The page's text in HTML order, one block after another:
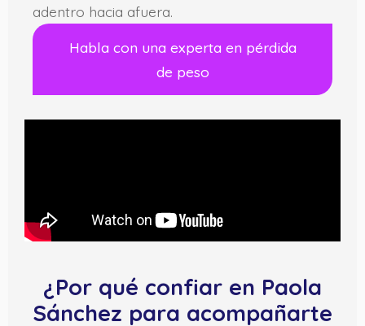
adentro hacia afuera.
Habla con una experta en pérdida
de peso
¿Por qué confiar en Paola
Sánchez para acompañarte